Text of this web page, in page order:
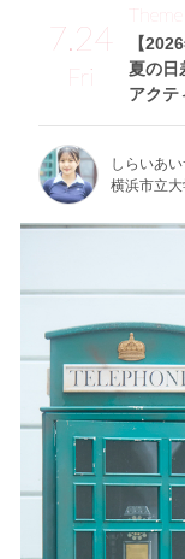
7.24
Fri
【
夏の日
アクテ
Theme
しらいあ
横浜市立